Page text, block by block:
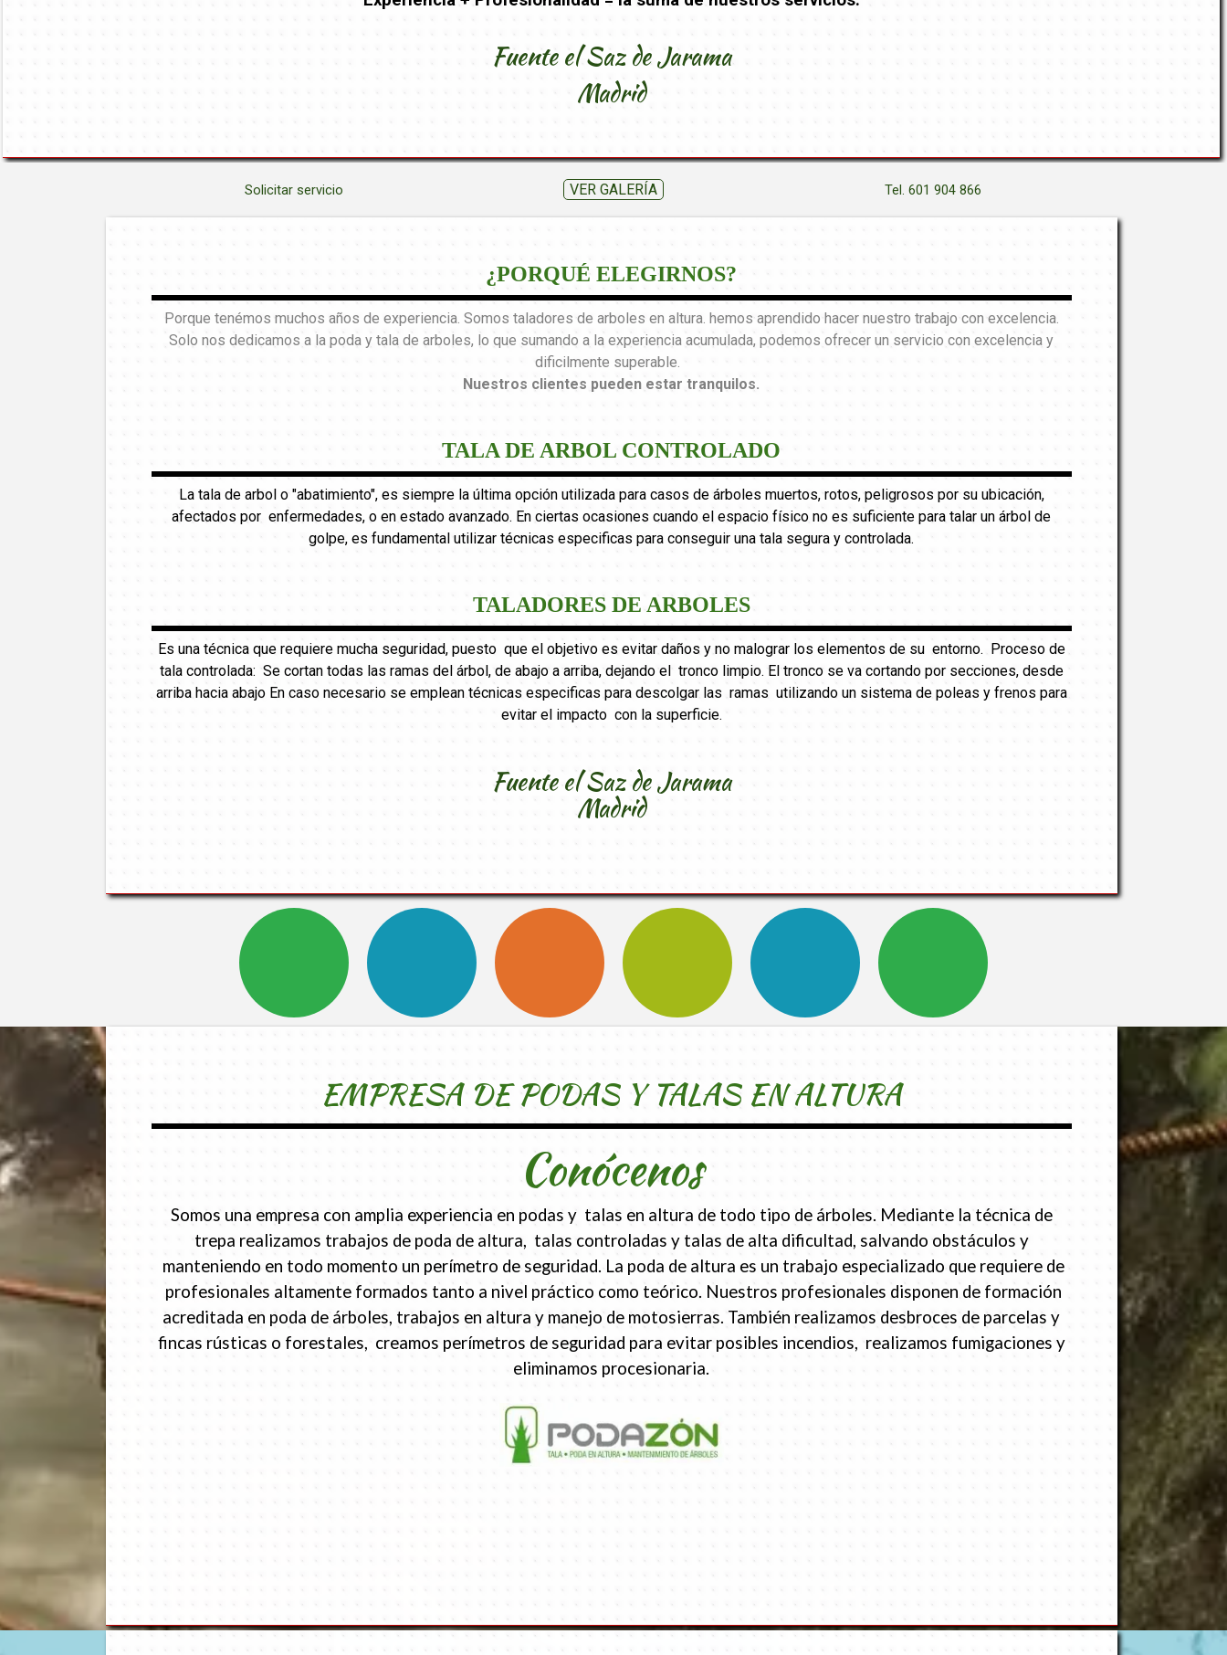
Fuente el Saz de Jarama
Madrid
Tel. 601 904 866
Solicitar servicio VER GALERÍA
¿PORQUÉ ELEGIRNOS?
Porque tenémos muchos años de experiencia. Somos taladores de arboles en altura. hemos aprendido hacer nuestro trabajo con excelencia.
Solo nos dedicamos a la poda y tala de arboles, lo que sumando a la experiencia acumulada, podemos ofrecer un servicio con excelencia y
dificilmente superable.
Nuestros clientes pueden estar tranquilos.
TALA DE ARBOL CONTROLADO
La tala de arbol o "abatimiento", es siempre la última opción utilizada para casos de árboles muertos, rotos, peligrosos por su ubicación,
afectados por enfermedades, o en estado avanzado. En ciertas ocasiones cuando el espacio físico no es suficiente para talar un árbol de
golpe, es fundamental utilizar técnicas especificas para conseguir una tala segura y controlada.
TALADORES DE ARBOLES
Es una técnica que requiere mucha seguridad, puesto que el objetivo es evitar daños y no malograr los elementos de su entorno. Proceso de
tala controlada: Se cortan todas las ramas del árbol, de abajo a arriba, dejando el tronco limpio. El tronco se va cortando por secciones, desde
arriba hacia abajo En caso necesario se emplean técnicas especificas para descolgar las ramas utilizando un sistema de poleas y frenos para
evitar el impacto con la superficie.
Fuente el Saz de Jarama
Madrid
EMPRESA DE PODAS Y TALAS EN ALTURA
Conócenos
Somos una empresa con amplia experiencia en podas y talas en altura de todo tipo de árboles. Mediante la técnica de
trepa realizamos trabajos de poda de altura, talas controladas y talas de alta dificultad, salvando obstáculos y
manteniendo en todo momento un perímetro de seguridad. La poda de altura es un trabajo especializado que requiere de
profesionales altamente formados tanto a nivel práctico como teórico. Nuestros profesionales disponen de formación
acreditada en poda de árboles, trabajos en altura y manejo de motosierras. También realizamos desbroces de parcelas y
fincas rústicas o forestales, creamos perímetros de seguridad para evitar posibles incendios, realizamos fumigaciones y
eliminamos procesionaria.